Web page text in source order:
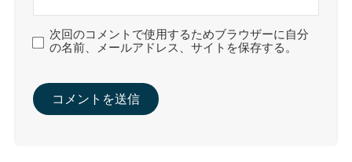
次回のコメントで使用するためブラウザーに自分
の名前、メールアドレス、サイトを保存する。